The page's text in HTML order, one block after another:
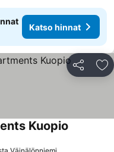
Katso hinnat
Jaa
Kuopio